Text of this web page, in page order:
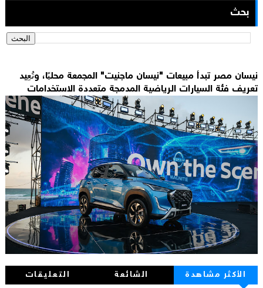
بحث
نيسان مصر تبدأ مبيعات "نيسان ماجنيت" المجمعة محليًا، وتُعِيد
تعريف فئة السيارات الرياضية المدمجة متعددة الاستخدامات
الأكثر مشاهدة الشائعة التعليقات